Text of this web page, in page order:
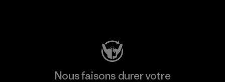
Nous faisons durer votre